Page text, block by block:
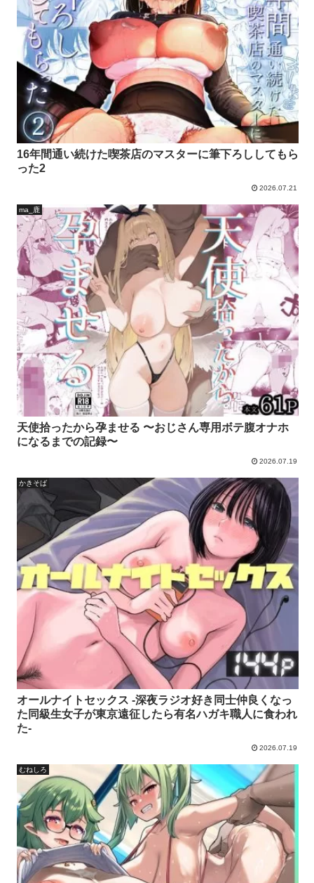
16年間通い続けた喫茶店のマスターに筆下ろししてもら
った2
2026.07.21
ma_鹿
天使拾ったから孕ませる 〜おじさん専用ボテ腹オナホ
になるまでの記録〜
2026.07.19
かきそば
オールナイトセックス -深夜ラジオ好き同士仲良くなっ
た同級生女子が東京遠征したら有名ハガキ職人に食われ
た-
2026.07.19
むねしろ